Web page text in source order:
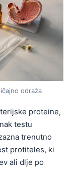
odraža
proteine,
testu
trenutno
protiteles, ki
ali dlje po